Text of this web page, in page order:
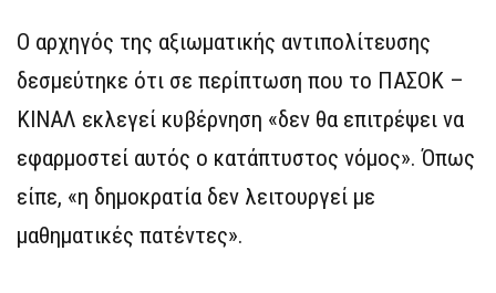
Ο αρχηγός της αξιωματικής αντιπολίτευσης
δεσμεύτηκε ότι σε περίπτωση που το ΠΑΣΟΚ –
ΚΙΝΑΛ εκλεγεί κυβέρνηση «δεν θα επιτρέψει να
εφαρμοστεί αυτός ο κατάπτυστος νόμος». Όπως
είπε, «η δημοκρατία δεν λειτουργεί με
μαθηματικές πατέντες».